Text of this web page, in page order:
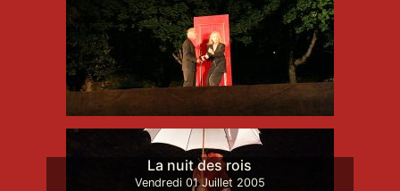
La nuit des rois
Vendredi 01 Juillet 2005